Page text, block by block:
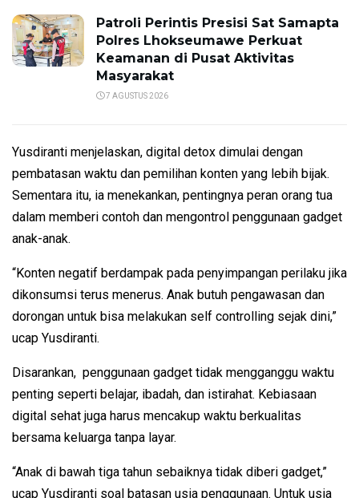
Patroli Perintis Presisi Sat Samapta
Polres Lhokseumawe Perkuat
Keamanan di Pusat Aktivitas
Masyarakat
7 AGUSTUS 2026
Yusdiranti menjelaskan, digital detox dimulai dengan
pembatasan waktu dan pemilihan konten yang lebih bijak.
Sementara itu, ia menekankan, pentingnya peran orang tua
dalam memberi contoh dan mengontrol penggunaan gadget
anak-anak.
“Konten negatif berdampak pada penyimpangan perilaku jika
dikonsumsi terus menerus. Anak butuh pengawasan dan
dorongan untuk bisa melakukan self controlling sejak dini,”
ucap Yusdiranti.
Disarankan, penggunaan gadget tidak mengganggu waktu
penting seperti belajar, ibadah, dan istirahat. Kebiasaan
digital sehat juga harus mencakup waktu berkualitas
bersama keluarga tanpa layar.
“Anak di bawah tiga tahun sebaiknya tidak diberi gadget,”
ucap Yusdiranti soal batasan usia penggunaan. Untuk usia